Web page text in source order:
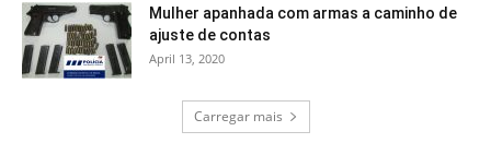
Mulher apanhada com armas a caminho de
ajuste de contas
April 13, 2020
Carregar mais